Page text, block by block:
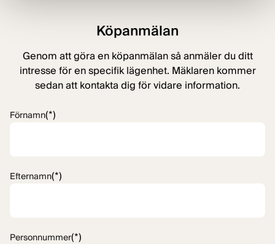
Köpanmälan
Genom att göra en köpanmälan så anmäler du ditt
intresse för en specifik lägenhet. Mäklaren kommer
sedan att kontakta dig för vidare information.
Förnamn(*)
Efternamn(*)
Personnummer(*)